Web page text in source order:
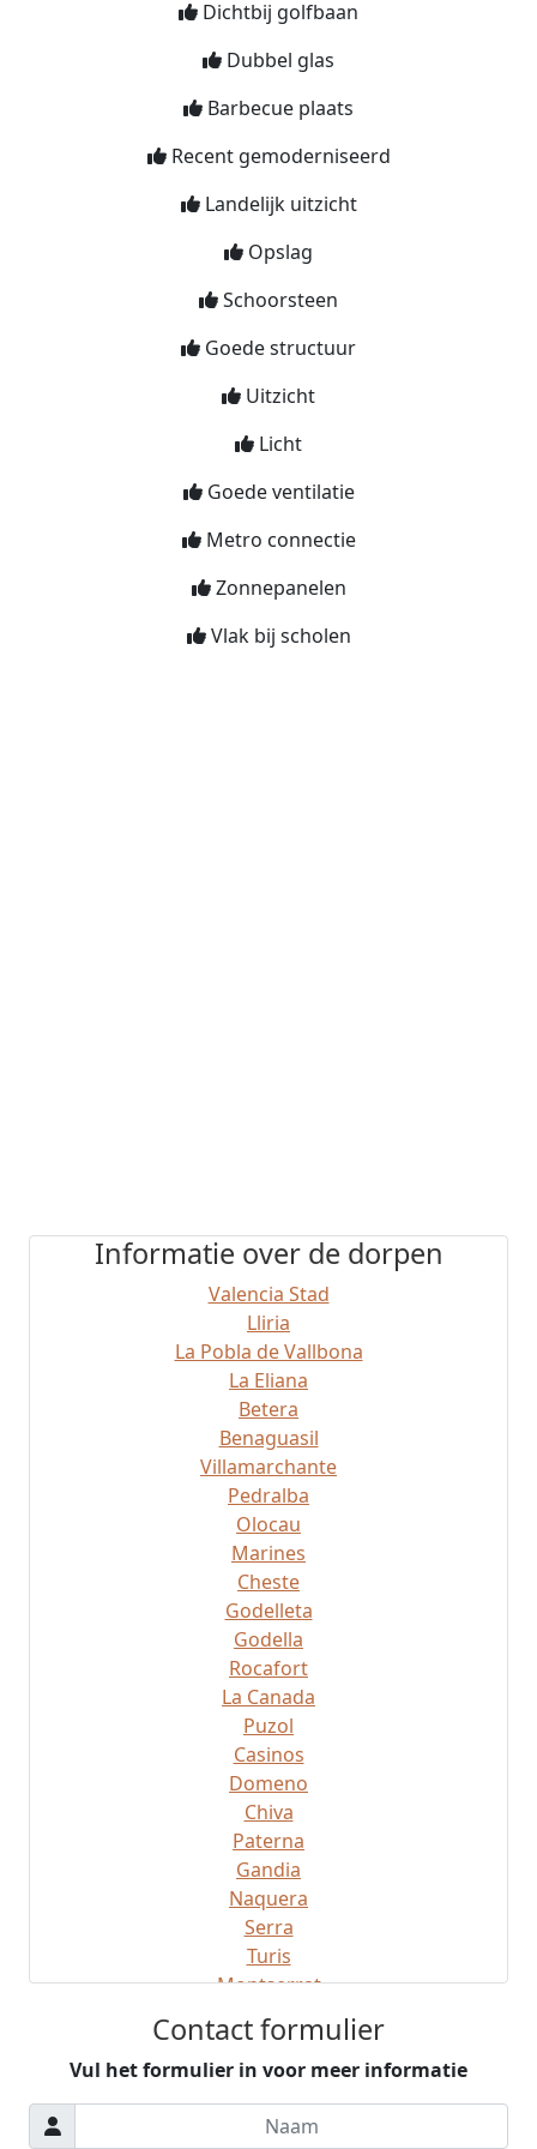
Dichtbij golfbaan
Dubbel glas
Barbecue plaats
Recent gemoderniseerd
Landelijk uitzicht
Opslag
Schoorsteen
Goede structuur
Uitzicht
Licht
Goede ventilatie
Metro connectie
Zonnepanelen
Vlak bij scholen
Informatie over de dorpen
Valencia Stad
Lliria
La Pobla de Vallbona
La Eliana
Betera
Benaguasil
Villamarchante
Pedralba
Olocau
Marines
Cheste
Godelleta
Godella
Rocafort
La Canada
Puzol
Casinos
Domeno
Chiva
Paterna
Gandia
Naquera
Serra
Turis
Montserrat
Montroy
Gatova
Ribaroja
Manises
Sagunto
Contact formulier
Vul het formulier in voor meer informatie